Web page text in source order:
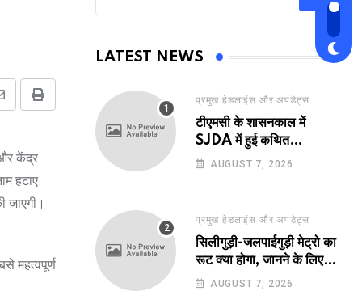
Print
Email
केंद्र
हटाए
जाएगी।
महत्वपूर्ण
LATEST NEWS
प्रमुख हेडलाइंस और अपडेट्स
टीएमसी के शासनकाल में
SJDA में हुई कथित
अनियमितता व भ्रष्टाचार की
नए अवतार में लौटा SJDA!
AUGUST 7, 2026
प्रमुख हेडलाइंस और अपडेट्स
सिलीगुड़ी-जलपाईगुड़ी मेट्रो का
रूट क्या होगा, जानने के लिए
उत्सुक हो रहे हैं?
AUGUST 7, 2026